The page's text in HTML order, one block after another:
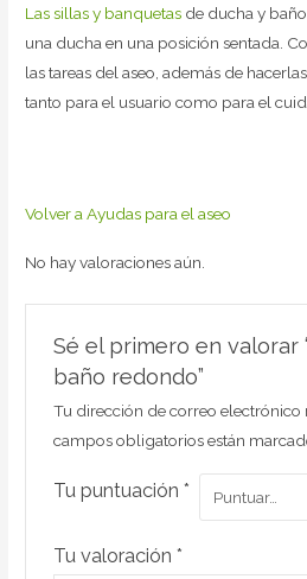
Las sillas y banquetas de ducha y
una ducha en una posición sentada.
las tareas del aseo, además de
tanto para el usuario como para el
Volver a Ayudas para el aseo
No hay valoraciones aún.
Sé el primero en valorar
baño redondo”
Tu dirección de correo electrónico
campos obligatorios están
Tu puntuación *
Tu valoración *